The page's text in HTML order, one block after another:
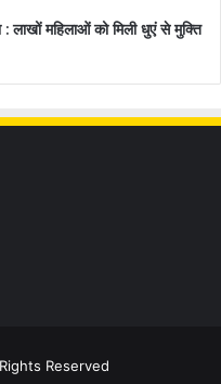
: लाखों महिलाओं को मिली धुएं से मुक्ति
Reserved